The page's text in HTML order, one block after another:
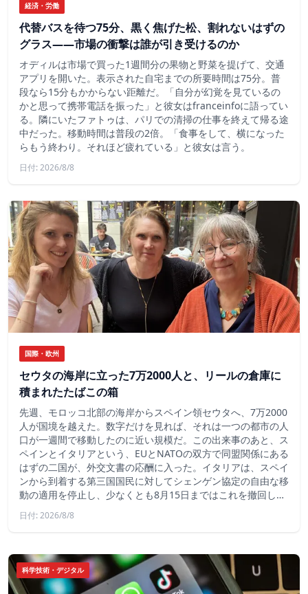
経済・労働
代替バスを待つ75分、黒く焦げた松、割れないはずの
グラス——市場の衝撃は誰が引き受けるのか
オディルは市場で買った1週間分の果物と野菜を提げて、交通
アプリを開いた。表示された自宅までの所要時間は75分。普
段なら15分もかからない距離だ。「自分が幻覚を見ているの
かと思って携帯電話を振った」と彼女はfranceinfoに語ってい
る。隣にいたファトゥは、パリでの清掃の仕事を終えて帰る途
中だった。移動時間は普段の2倍。「食事をして、横になった
らもう終わり。それほど疲れている」と彼女は言う。
日付: 2026/8/8
国際・欧州
セウタの海岸に立った7万2000人と、リールの倉庫に
積まれたたばこの箱
先週、モロッコ北部の海岸からスペイン領セウタへ、7万2000
人が国境を越えた。数字だけを見れば、それは一つの都市の人
口が一週間で移動したのに近い規模だ。この出来事のあと、ス
ペインとイタリアという、EUとNATOの双方で同盟関係にある
はずの二国が、外交文書の応酬に入った。イタリアは、スペイ
ンから到着する第三国国民に対してシェンゲン協定の自由な移
動の適用を停止し、少なくとも8月15日まではこれを撤回し…
日付: 2026/8/8
科学技術・デジタル